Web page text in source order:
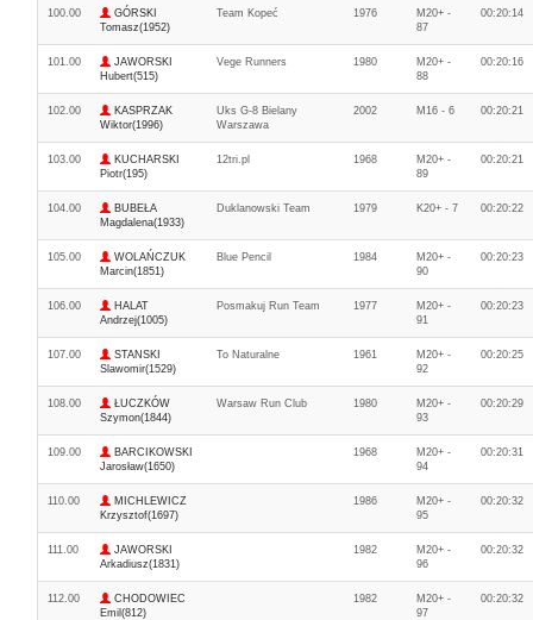
100.00
GÓRSKI
Tomasz(1952)
Team Kopeć 1976
M20+ -
87
00:20:14
101.00
JAWORSKI
Hubert(515)
Vege Runners 1980
M20+ -
88
00:20:16
102.00
KASPRZAK
Wiktor(1996)
Uks G-8 Bielany
Warszawa
2002 M16 - 6 00:20:21
103.00
KUCHARSKI
Piotr(195)
12tri.pl 1968
M20+ -
89
00:20:21
104.00
BUBEŁA
Magdalena(1933)
Duklanowski Team 1979 K20+ - 7 00:20:22
105.00
WOLAŃCZUK
Marcin(1851)
Blue Pencil 1984
M20+ -
90
00:20:23
106.00
HALAT
Andrzej(1005)
Posmakuj Run Team 1977
M20+ -
91
00:20:23
107.00
STANSKI
Slawomir(1529)
To Naturalne 1961
M20+ -
92
00:20:25
108.00
ŁUCZKÓW
Szymon(1844)
Warsaw Run Club 1980
M20+ -
93
00:20:29
109.00
BARCIKOWSKI
Jarosław(1650)
1968
M20+ -
94
00:20:31
110.00
MICHLEWICZ
Krzysztof(1697)
1986
M20+ -
95
00:20:32
111.00
JAWORSKI
Arkadiusz(1831)
1982
M20+ -
96
00:20:32
112.00
CHODOWIEC
Emil(812)
1982
M20+ -
97
00:20:32